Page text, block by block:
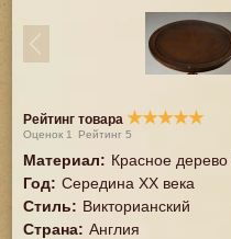
Рейтинг товара ★★★★★
Оценок 1 Рейтинг5
Материал: Красное
Год: Середина XX векa
Стиль: Викторианский
Страна: Англия